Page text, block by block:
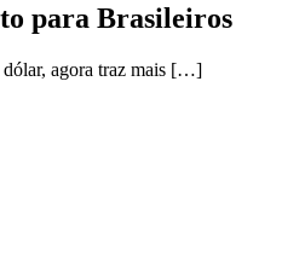
para Brasileiros
dólar, agora traz mais […]